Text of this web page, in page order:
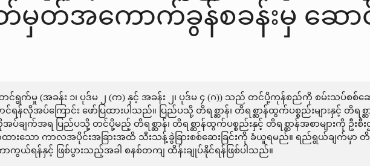
တ်အကောက်ခွန်စခန်းမှ ဆောင်
င်ရွက်မှု (အခန်း ၁၊ ပုဒ်မ ၂ (က) နှင့် အခန်း ၂၊ ပုဒ်မ ၄ (ဂ)) သည် တင်ပို့ကုန်စည်ကို စမ်းသပ်
ရန်လိုအပ်ကြောင်း ဖော်ပြထားပါသည်။ ပြည်ပသို့ တိရစ္ဆာန်၊ တိရစ္ဆာန်ထွက်ပစ္စည်းများနှင့်
ပ်ချက်အရ ပြည်ပသို့ တင်ပို့မည့် တိရစ္ဆာန်၊ တိရစ္ဆာန်ထွက်ပစ္စည်းနှင့် တိရစ္ဆာန်အစာများကို ဦ
းသော ကာလအပိုင်းအခြားအထိ သီးသန့်ခွဲခြားစစ်ဆေးခြင်းကို ခံယူရမည်။ ရည်ရွယ်ချက်မှာ တိရစ္
ကွယ်ရန်နှင့် ဖြစ်ပွားသည့်အခါ စနစ်တကျ ထိန်းချုပ်နိုင်ရန်ဖြစ်ပါသည်။